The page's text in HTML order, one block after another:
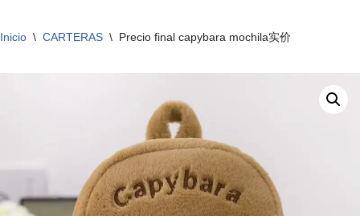
Inicio \ CARTERAS \ Precio final capybara mochila实价